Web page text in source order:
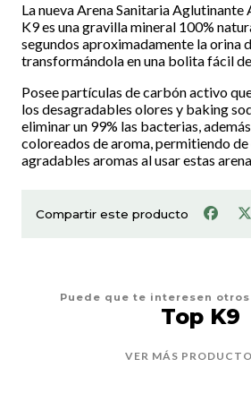
La nueva Arena Sanitaria
K9 es una gravilla mineral 100%
segundos aproximadamente la orina
transformándola en una bolita fácil
Posee partículas de carbón activo
los desagradables olores y baking
eliminar un 99% las bacterias,
coloreados de aroma, permitiendo
agradables aromas al usar estas
Compartir este producto
Puede que te interesen
Top K9
VER MÁS